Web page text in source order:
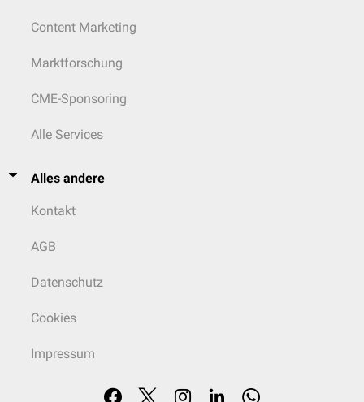
Content Marketing
Marktforschung
CME-Sponsoring
Alle Services
Alles andere
Kontakt
AGB
Datenschutz
Cookies
Impressum